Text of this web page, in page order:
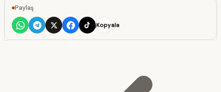
Paylaş
Kopyala